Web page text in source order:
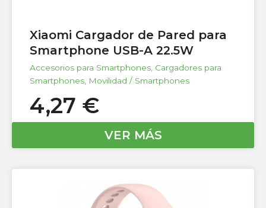
Xiaomi Cargador de Pared para
Smartphone USB-A 22.5W
Accesorios para Smartphones, Cargadores para
Smartphones, Movilidad / Smartphones
4,27 €
VER MÁS